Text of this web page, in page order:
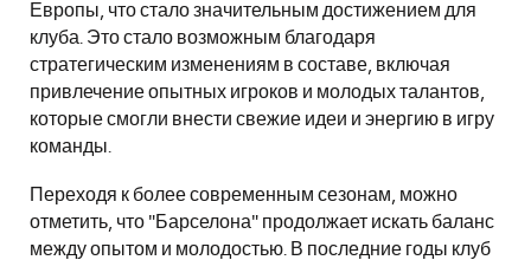
Европы, что стало значительным достижением для
клуба. Это стало возможным благодаря
стратегическим изменениям в составе, включая
привлечение опытных игроков и молодых талантов,
которые смогли внести свежие идеи и энергию в игру
команды.
Переходя к более современным сезонам, можно
отметить, что "Барселона" продолжает искать баланс
между опытом и молодостью. В последние годы клуб